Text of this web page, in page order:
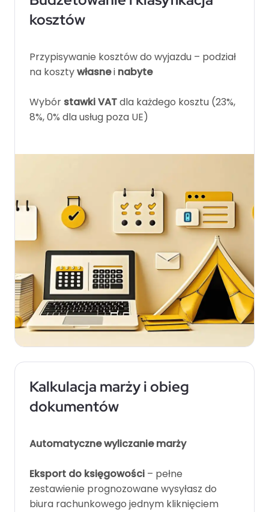
kosztów
Przypisywanie kosztów do wyjazdu – podział
na kosztywłasnei nabyte
Wybór stawki VATdla każdego kosztu (23%,
8%, 0% dla usług poza UE)
Kalkulacja marży i obieg
dokumentów
Automatyczne wyliczanie marży
Eksport do księgowości – pełne
zestawienie prognozowane wysyłasz do
biura rachunkowego jednym kliknięciem